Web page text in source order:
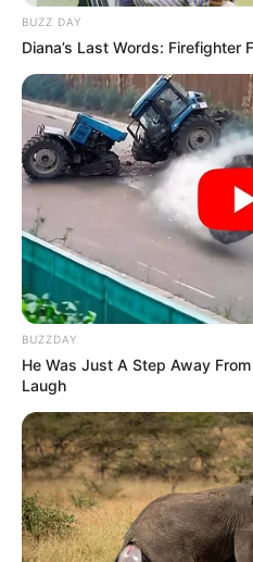
BUZZ DAY
Diana’s Last Words: Firefighter
BUZZDAY
He Was Just A Step Away
Laugh